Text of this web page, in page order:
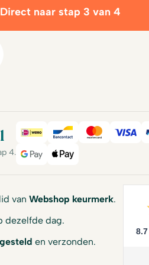
Direct naar stap 3 van 4
4.
iDeal BancontactMastercard
Visa
Google PayApple Pay
van Webshop keurmerk.
dezelfde dag.
en verzonden.
8.7